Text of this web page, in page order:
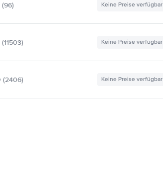
(96) Keine Preise verfügbar
(11503) Keine Preise verfügbar
(2406) Keine Preise verfügbar